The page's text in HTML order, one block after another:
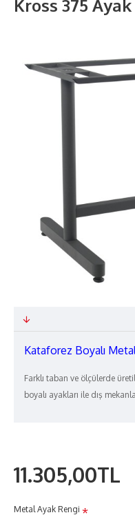
Kross 375 Ayak
Kataforez Boyalı
Farklı taban ve ölçülerde
boyalı ayakları ile dış
11.305,00TL
Metal Ayak Rengi